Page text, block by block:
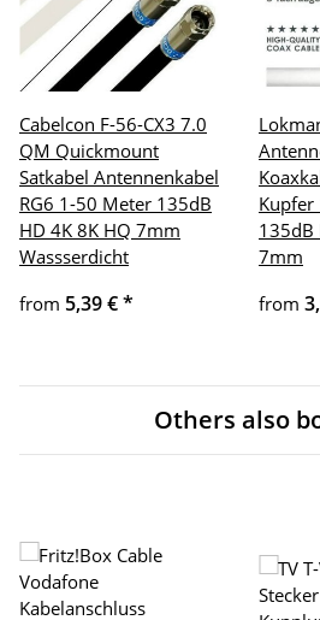
Cabelcon F-56-CX3 7.0
QM Quickmount
Satkabel Antennenkabel
RG6 1-50 Meter 135dB
HD 4K 8K HQ 7mm
Wassserdicht
from 5,39 €*
135dB
7mm
from
Others also